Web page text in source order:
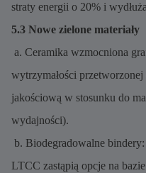
straty energii o 20% i
5.3 Nowe zielone materiały
a. Ceramika wzmocniona
wytrzymałości
jakościową w stosunku do
wydajności).
b. Biodegradowalne
LTCC zastąpią opcje na